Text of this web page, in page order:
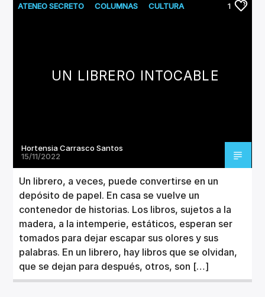
ATENEO SECRETO COLUMNAS CULTURA 1
UN LIBRERO INTOCABLE
Hortensia Carrasco Santos
15/11/2022
Un librero, a veces, puede convertirse en un
depósito de papel. En casa se vuelve un
contenedor de historias. Los libros, sujetos a la
madera, a la intemperie, estáticos, esperan ser
tomados para dejar escapar sus olores y sus
palabras. En un librero, hay libros que se olvidan,
que se dejan para después, otros, son […]